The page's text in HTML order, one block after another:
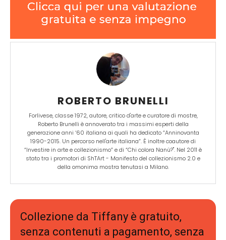
ROBERTO BRUNELLI
Forlivese, classe 1972, autore, critico d'arte e curatore di mostre,
Roberto Brunelli è annoverato tra i massimi esperti della
generazione anni ‘60 italiana ai quali ha dedicato “Anninovanta
1990-2015. Un percorso nell'arte italiana”. È inoltre coautore di
“Investire in arte e collezionismo” e di “Chi colora Nanù?". Nel 2011 è
stato tra i promotori di ShTArt - Manifesto del collezionismo 2.0 e
della omonima mostra tenutasi a Milano.
Collezione da Tiffany è gratuito,
senza contenuti a pagamento, senza